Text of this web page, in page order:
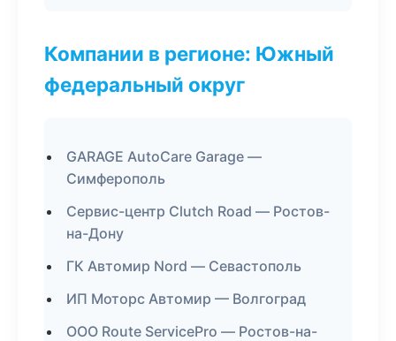
Компании в регионе: Южный
федеральный округ
GARAGE AutoCare Garage —
Симферополь
Сервис-центр Clutch Road — Ростов-
на-Дону
ГК Автомир Nord — Севастополь
ИП Моторс Автомир — Волгоград
ООО Route ServicePro — Ростов-на-